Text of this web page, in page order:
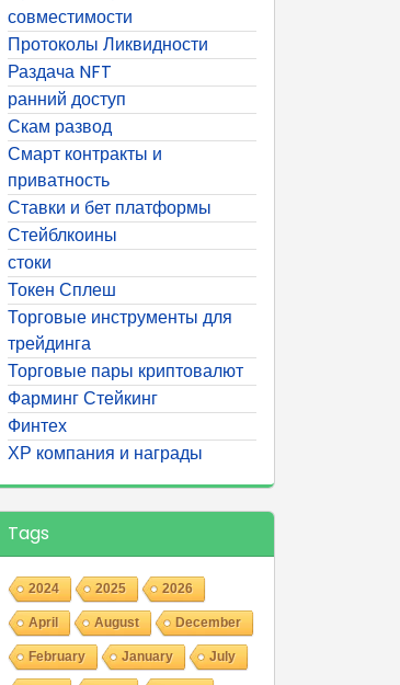
совместимости
Протоколы Ликвидности
Раздача NFT
ранний доступ
Скам развод
Смарт контракты и
приватность
Ставки и бет платформы
Стейблкоины
стоки
Токен Сплеш
Торговые инструменты для
трейдинга
Торговые пары криптовалют
Фарминг Стейкинг
Финтех
ХР компания и награды
Tags
2024 2025 2026
April August December
February January July